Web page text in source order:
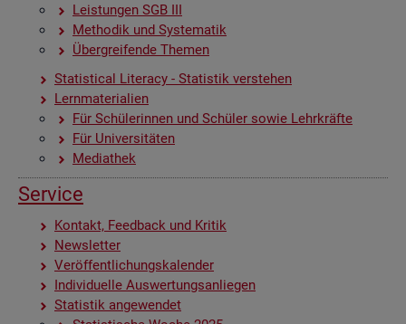
Leis­tun­gen SGB III
Me­tho­dik und Sys­te­ma­tik
Über­grei­fen­de The­men
Sta­ti­s­ti­cal Li­te­r­acy - Sta­tis­tik ver­ste­hen
Lern­ma­te­ria­li­en
Für Schü­le­rin­nen und Schü­ler sowie Lehr­kräf­te
Für Uni­ver­si­tä­ten
Me­dia­thek
Ser­vice
Kon­takt, Feed­back und Kri­tik
News­let­ter
Ver­öf­fent­li­chungs­ka­len­der
In­di­vi­du­el­le Aus­wer­tungs­an­lie­gen
Sta­tis­tik an­ge­wen­det